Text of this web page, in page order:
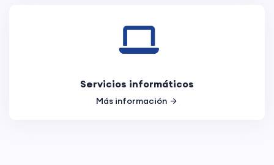
Servicios informáticos
Más información